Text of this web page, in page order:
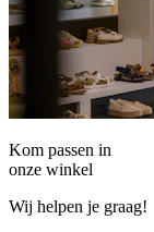
Kom passen in
onze winkel
Wij helpen je graag!